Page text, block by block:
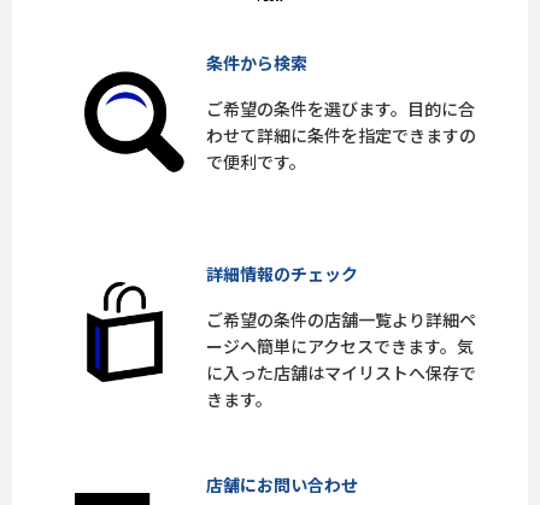
条件から検索
ご希望の条件を選びます。目的に合
わせて詳細に条件を指定できますの
で便利です。
詳細情報のチェック
ご希望の条件の店舗一覧より詳細ペ
ージへ簡単にアクセスできます。気
に入った店舗はマイリストへ保存で
きます。
店舗にお問い合わせ